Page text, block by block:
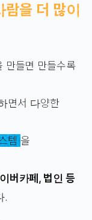
을 더 많이
만들면 만들수록
면서 다양한
템 을
버카페, 법인 등
.